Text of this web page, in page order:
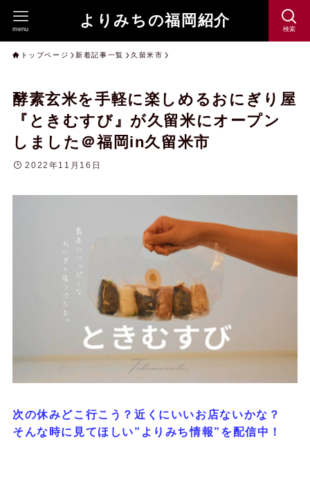
よりみちの福岡紹介 検索
menu
トップページ 新着記事一覧 久留米市
酵素玄米を手軽に楽しめるおにぎり屋
『ときむすび』が久留米にオープン
しました＠福岡in久留米市
2022年11月16日
次の休みどこ行こう？近くにいいお店ないかな？
そんな時に見てほしい”よりみち情報”を配信中！